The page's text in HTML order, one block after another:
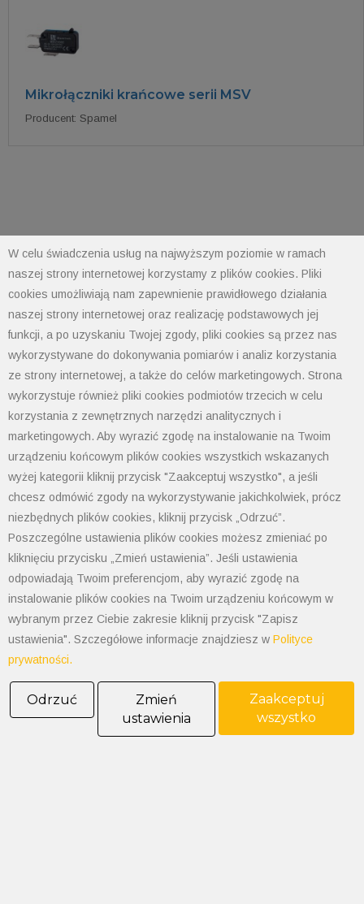
W celu świadczenia usług na najwyższym poziomie w ramach
naszej strony internetowej korzystamy z plików cookies. Pliki
cookies umożliwiają nam zapewnienie prawidłowego działania
naszej strony internetowej oraz realizację podstawowych jej
funkcji, a po uzyskaniu Twojej zgody, pliki cookies są przez nas
wykorzystywane do dokonywania pomiarów i analiz korzystania
ze strony internetowej, a także do celów marketingowych. Strona
wykorzystuje również pliki cookies podmiotów trzecich w celu
korzystania z zewnętrznych narzędzi analitycznych i
marketingowych. Aby wyrazić zgodę na instalowanie na Twoim
urządzeniu końcowym plików cookies wszystkich wskazanych
wyżej kategorii kliknij przycisk "Zaakceptuj wszystko", a jeśli
chcesz odmówić zgody na wykorzystywanie jakichkolwiek, prócz
niezbędnych plików cookies, kliknij przycisk „Odrzuć”.
Poszczególne ustawienia plików cookies możesz zmieniać po
kliknięciu przycisku „Zmień ustawienia”. Jeśli ustawienia
odpowiadają Twoim preferencjom, aby wyrazić zgodę na
instalowanie plików cookies na Twoim urządzeniu końcowym w
wybranym przez Ciebie zakresie kliknij przycisk "Zapisz
ustawienia". Szczegółowe informacje znajdziesz w Polityce
prywatności.
Odrzuć
Zmień
ustawienia
Zaakceptuj
wszystko
Mikrołączniki krańcowe serii MSV
Producent: Spamel
POLIMET S. Kij spółka jawna
43-300 Bielsko-Biała ul. Grażyńskiego 74
Polityka prywatności
Polityka cookies
Informacja od administratora danych
Informacje GPSR
Ogólne warunki sprzedaży
tel: 33 497-77-77
fax: 33 497-77-10
email:
biuro@polimet.com.pl
NIP: 547-008-67-86
KRS: 0000003533
REGON: 070008398
POLIMET S. Kij spółka jawna
Oddział Dąbrowa Górnicza
41-300 Dąbrowa Górnicza
Tel. 32 268 50 99
kom. 538-208-100
dabrowa@polimet.com.pl